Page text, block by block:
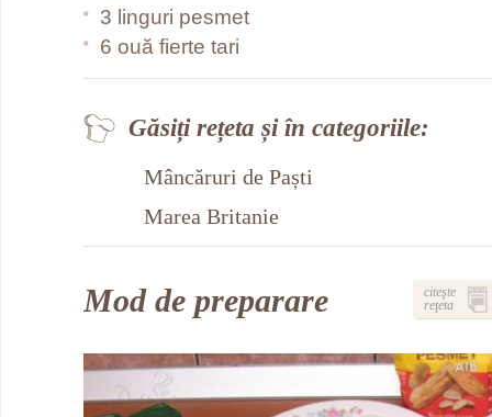
3 linguri pesmet
6 ouă fierte tari
Găsiți rețeta și în categoriile:
Mâncăruri de Paști
Marea Britanie
Mod de preparare
citeşte
reţeta